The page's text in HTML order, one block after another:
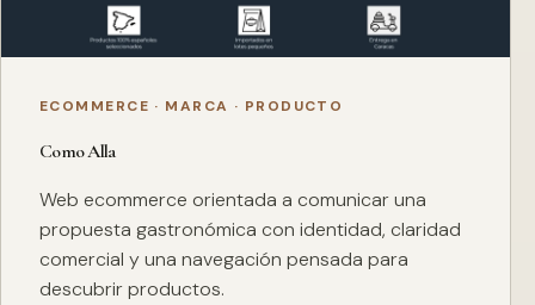
ECOMMERCE · MARCA · PRODUCTO
Como Alla
Web ecommerce orientada a comunicar una
propuesta gastronómica con identidad, claridad
comercial y una navegación pensada para
descubrir productos.